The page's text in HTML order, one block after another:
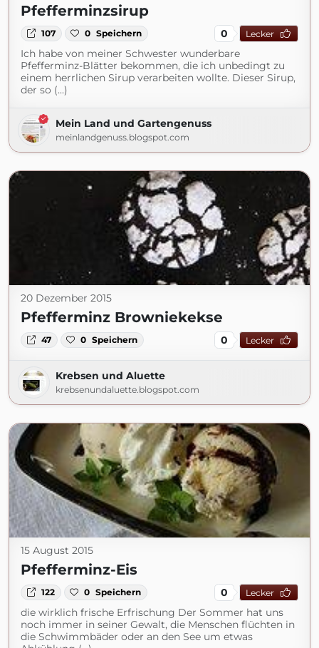
Pfefferminzsirup
107 0 Speichern 0 Lecker
Ich habe von meiner Schwester wunderbare
Pfefferminz-Blätter bekommen, die ich unbedingt zu
einem herrlichen Sirup verarbeiten wollte. Dieser Sirup,
der so (...)
Mein Land und Gartengenuss
meinlandgenuss.blogspot.com
20 Dezember 2015
Pfefferminz Browniekekse
47 0 Speichern 0 Lecker
Krebsen und Aluette
krebsenundaluette.blogspot.com
15 August 2015
Pfefferminz-Eis
122 0 Speichern 0 Lecker
die wirklich frische Erfrischung Der Sommer hat uns
noch immer in seiner Gewalt, die Menschen flüchten in
die Schwimmbäder oder an den See um etwas